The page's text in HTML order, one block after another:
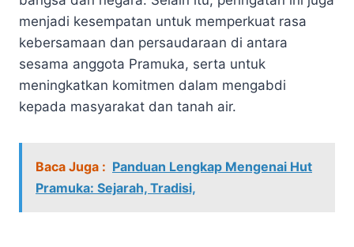
menjadi kesempatan untuk memperkuat rasa
kebersamaan dan persaudaraan di antara
sesama anggota Pramuka, serta untuk
meningkatkan komitmen dalam mengabdi
kepada masyarakat dan tanah air.
Baca Juga : Panduan Lengkap Mengenai Hut
Pramuka: Sejarah, Tradisi,